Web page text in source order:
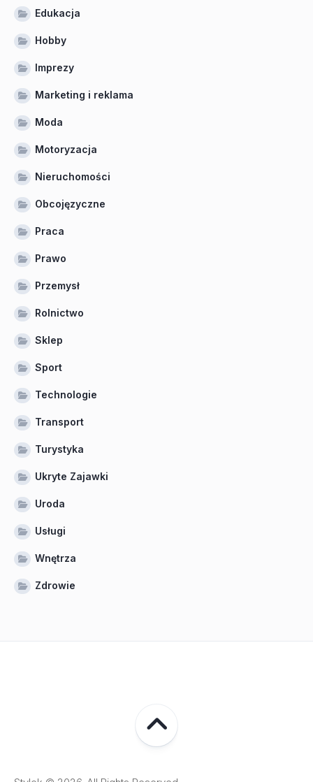
Edukacja
Hobby
Imprezy
Marketing i reklama
Moda
Motoryzacja
Nieruchomości
Obcojęzyczne
Praca
Prawo
Przemysł
Rolnictwo
Sklep
Sport
Technologie
Transport
Turystyka
Ukryte Zajawki
Uroda
Usługi
Wnętrza
Zdrowie